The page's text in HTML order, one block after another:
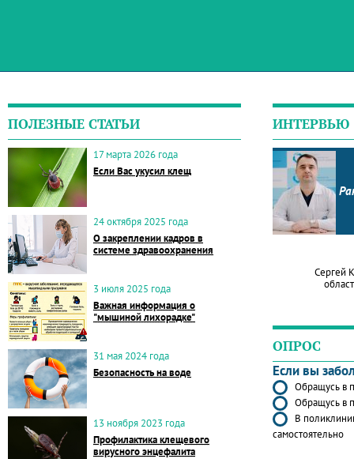
ПОЛЕЗНЫЕ СТАТЬИ
17 марта 2026 года
Если Вас укусил клещ
24 октября 2025 года
О закреплении кадров в
системе здравоохранения
3 июля 2025 года
Важная информация о
"мышиной лихорадке"
31 мая 2024 года
Безопасность на воде
13 ноября 2023 года
Профилактика клещевого
вирусного энцефалита
ИНТЕРВЬЮ
Сергей
ОПРОС
Если вы
Обращусь в
Обращусь в
В
самостоятельно